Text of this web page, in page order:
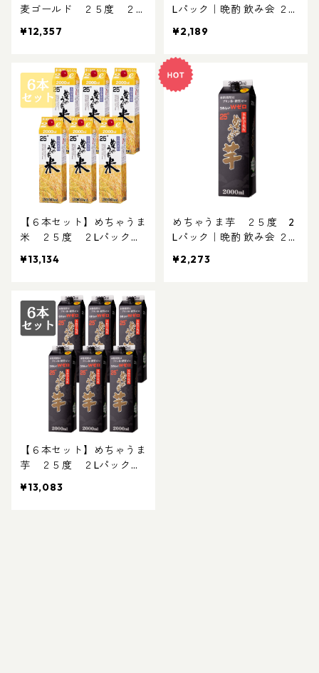
麦ゴールド ２５度 ２L
パック お得な焼酎 2L焼酎
¥12,357
Lパック｜晩酌 飲み会 ２L
パック焼酎
¥2,189
【６本セット】めちゃうま
米 ２５度 ２Lパック｜
得な焼酎 2L焼酎 パック焼
¥13,134
めちゃうま芋 ２５度 2
Lパック｜晩酌 飲み会 ２L
パック焼酎 黒麴仕込み
¥2,273
【６本セット】めちゃうま
芋 ２５度 ２Lパック｜
得な焼酎 2L焼酎 パック焼
¥13,083